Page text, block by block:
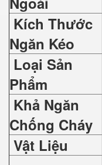
Kích Thước
Ngăn Kéo
Loại Sản
Phẩm
Khả Ngăn
Chống Cháy
Vật Liệu